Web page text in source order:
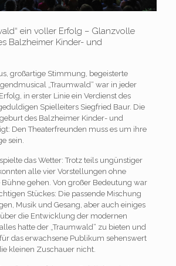
ein voller Erfolg – Glanzvolle
Balzheimer Kinder- und
großartige Stimmung, begeisterte
„Traumwald“ war in jeder
in erster Linie ein Verdienst des
Spielleiters Siegfried Baur. Die
des Balzheimer Kinder- und
Den Theaterfreunden muss es um ihre
sein.
das Wetter: Trotz teils ungünstiger
alle vier Vorstellungen ohne
gehen. Von großer Bedeutung war
Stückes: Die passende Mischung
Musik und Gesang, aber auch einiges
die Entwicklung der modernen
hatte der „Traumwald“ zu bieten und
das erwachsene Publikum sehenswert
kleinen Zuschauer nicht.